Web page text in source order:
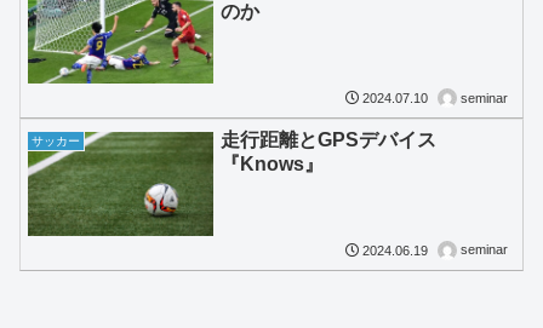
のか
2024.07.10 seminar
サッカー
走行距離とGPSデバイス
『Knows』
2024.06.19 seminar